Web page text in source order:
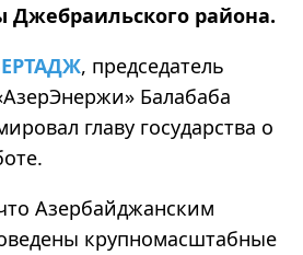
Джебраильского района.
, председатель
Балабаба
главу государства о
Азербайджанским
крупномасштабные